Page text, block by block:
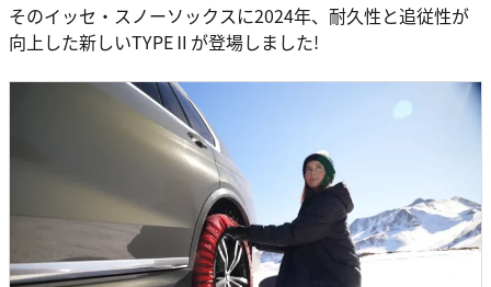
そのイッセ・スノーソックスに2024年、耐久性と追従性が
向上した新しいTYPEⅡが登場しました!